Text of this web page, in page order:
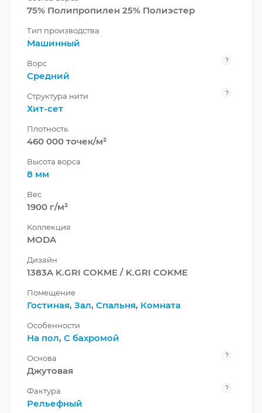
75% Полипропилен 25% Полиэстер
Тип производства
Машинный
Ворс ?
Средний
Структура нити ?
Хит-сет
Плотность
460 000 точек/м²
Высота ворса
8 мм
Вес
1900 г/м²
Коллекция
MODA
Дизайн
1383A K.GRI COKME / K.GRI COKME
Помещение
Гостиная, Зал, Спальня, Комната
Особенности
На пол, С бахромой
Основа ?
Джутовая
Фактура ?
Рельефный